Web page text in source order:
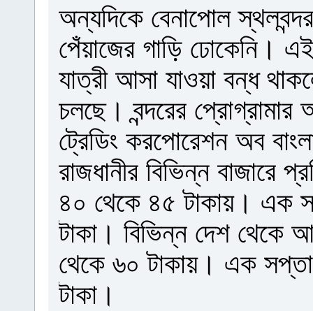
অন্যদিকে বেনাপোল
পেঁয়াজের গাড়ি ঢোকেনি।
যাত্রী আসা যাওয়া বন্ধ
চলছে। বন্দরের
ট্রেডিং করপোরেশন অব
রাজধানীর বিভিন্ন বাজারে
৪০ থেকে ৪৫ টাকায়। এক
টাকা। বিভিন্ন দেশ থেকে
থেকে ৬০ টাকায়। এক
টাকা।